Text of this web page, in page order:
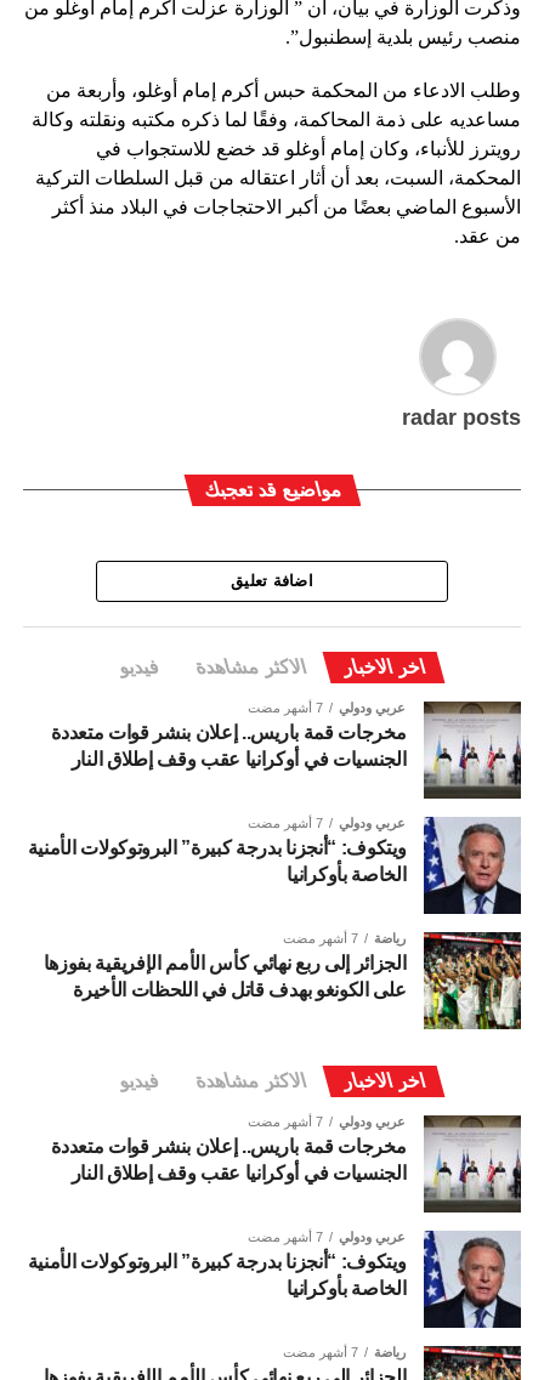
وذكرت الوزارة في بيان، ان ” الوزارة عزلت أكرم إمام أوغلو من
منصب رئيس بلدية إسطنبول”.
وطلب الادعاء من المحكمة حبس أكرم إمام أوغلو، وأربعة من
مساعديه على ذمة المحاكمة، وفقًا لما ذكره مكتبه ونقلته وكالة
رويترز للأنباء، وكان إمام أوغلو قد خضع للاستجواب في
المحكمة، السبت، بعد أن أثار اعتقاله من قبل السلطات التركية
الأسبوع الماضي بعضًا من أكبر الاحتجاجات في البلاد منذ أكثر
من عقد.
radar posts
مواضيع قد تعجبك
اضافة تعليق
اخر الاخبار الاكثر مشاهدة فيديو
عربي ودولي 7 أشهر مضت
مخرجات قمة باريس.. إعلان بنشر قوات متعددة
الجنسيات في أوكرانيا عقب وقف إطلاق النار
عربي ودولي 7 أشهر مضت
ويتكوف: “أنجزنا بدرجة كبيرة” البروتوكولات الأمنية
الخاصة بأوكرانيا
رياضة 7 أشهر مضت
الجزائر إلى ربع نهائي كأس الأمم الإفريقية بفوزها
على الكونغو بهدف قاتل في اللحظات الأخيرة
اخر الاخبار الاكثر مشاهدة فيديو
عربي ودولي 7 أشهر مضت
مخرجات قمة باريس.. إعلان بنشر قوات متعددة
الجنسيات في أوكرانيا عقب وقف إطلاق النار
عربي ودولي 7 أشهر مضت
ويتكوف: “أنجزنا بدرجة كبيرة” البروتوكولات الأمنية
الخاصة بأوكرانيا
رياضة 7 أشهر مضت